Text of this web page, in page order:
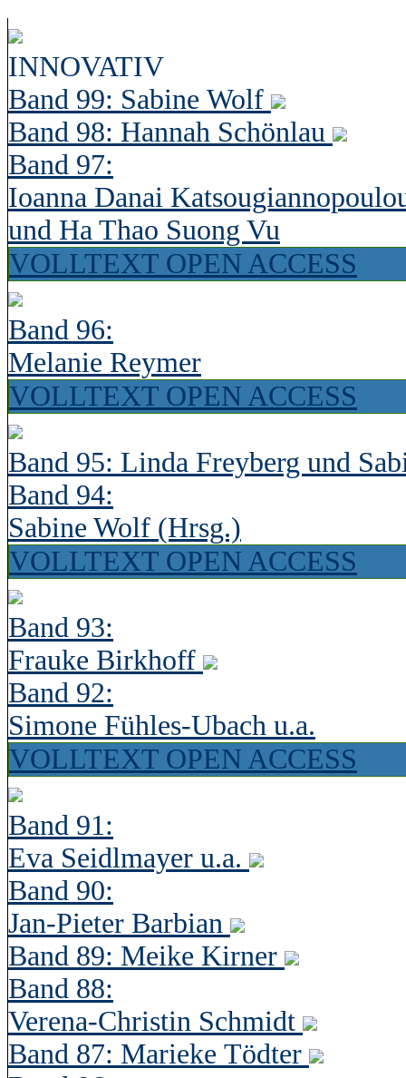
INNOVATIV
Band 99: Sabine Wolf
Band 98: Hannah Schönlau
Band 97:
Ioanna Danai
und Ha Thao Suong Vu
VOLLTEXT OPEN ACCESS
Band 96:
Melanie Reymer
VOLLTEXT OPEN ACCESS
Band 95: Linda Freyberg und
Band 94:
Sabine Wolf (Hrsg.)
VOLLTEXT OPEN ACCESS
Band 93:
Frauke Birkhoff
Band 92:
Simone Fühles-Ubach u.a.
VOLLTEXT OPEN ACCESS
Band 91:
Eva Seidlmayer u.a.
Band 90:
Jan-Pieter Barbian
Band 89: Meike Kirner
Band 88:
Verena-Christin Schmidt
Band 87: Marieke Tödter